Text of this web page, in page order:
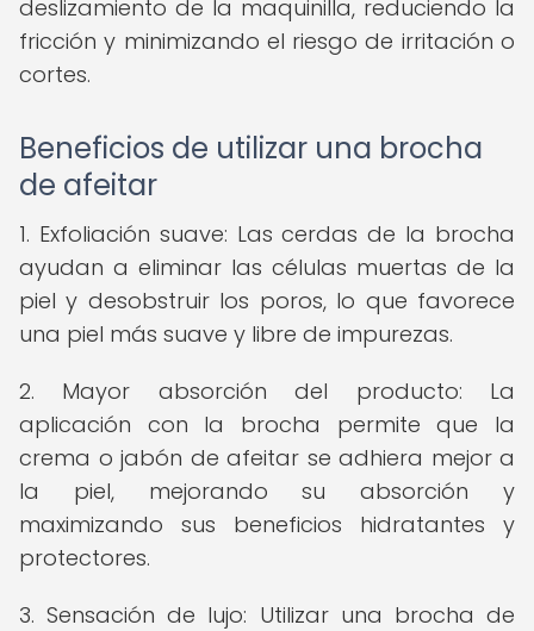
deslizamiento de la maquinilla, reduciendo la
fricción y minimizando el riesgo de irritación o
cortes.
Beneficios de utilizar una brocha
de afeitar
1. Exfoliación suave: Las cerdas de la brocha
ayudan a eliminar las células muertas de la
piel y desobstruir los poros, lo que favorece
una piel más suave y libre de impurezas.
2. Mayor absorción del producto: La
aplicación con la brocha permite que la
crema o jabón de afeitar se adhiera mejor a
la piel, mejorando su absorción y
maximizando sus beneficios hidratantes y
protectores.
3. Sensación de lujo: Utilizar una brocha de